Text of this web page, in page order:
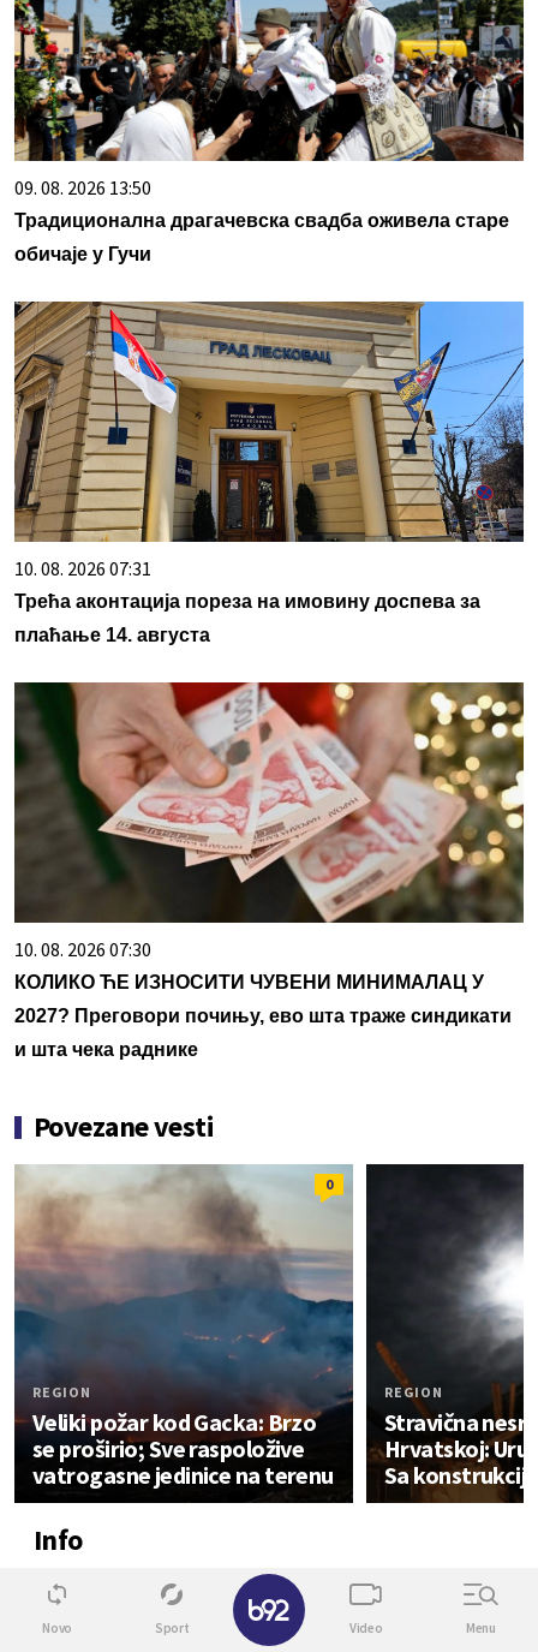
09. 08. 2026 13:50
Традиционална драгачевска свадба оживела старе
обичаје у Гучи
10. 08. 2026 07:31
Трећа аконтација пореза на имовину доспева за
плаћање 14. августа
10. 08. 2026 07:30
КОЛИКО ЋЕ ИЗНОСИТИ ЧУВЕНИ МИНИМАЛАЦ У
2027? Преговори почињу, ево шта траже синдикати
и шта чека раднике
Povezane vesti
0
REGION
Veliki požar kod Gacka: Brzo
se proširio; Sve raspoložive
vatrogasne jedinice na terenu
REGION
Stravična
Hrvatskoj:
Sa
Info
0
Novo Sport Video Menu
✕